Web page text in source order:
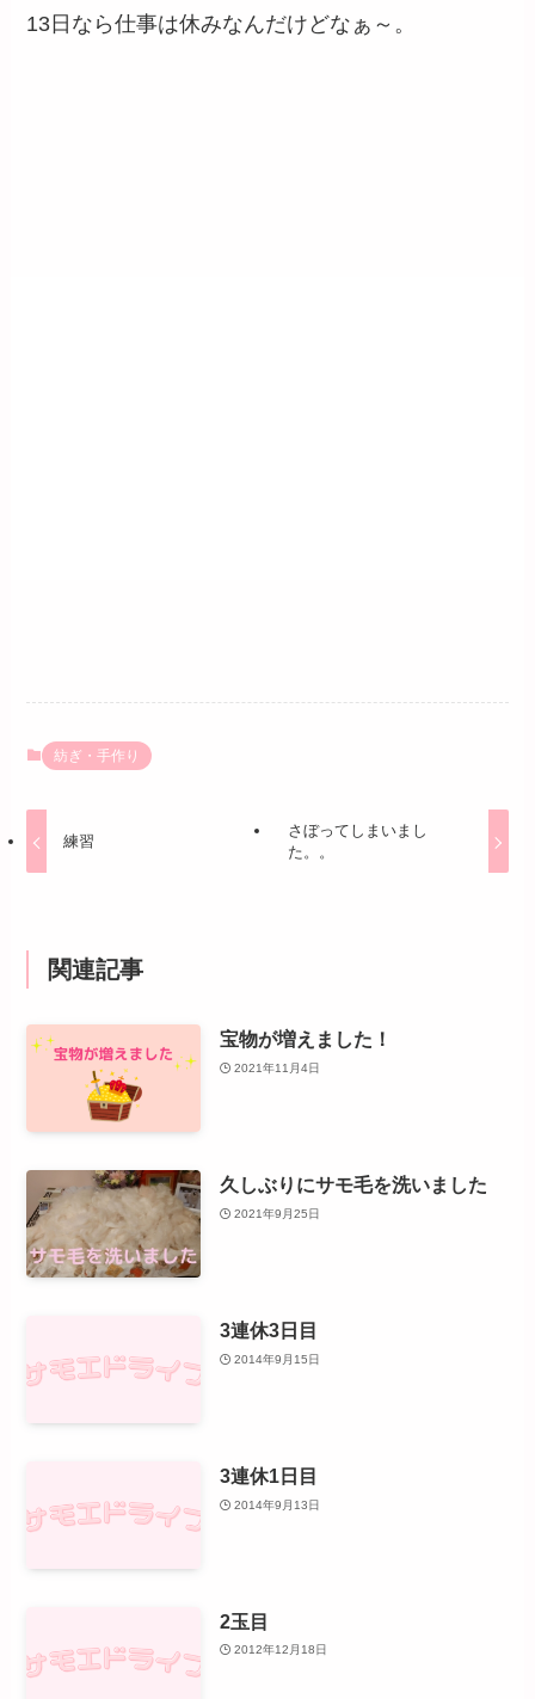
13日なら仕事は休みなんだけどなぁ～。
紡ぎ・手作り
練習
さぼってしまいまし
た。。
関連記事
宝物が増えました！
2021年11月4日
久しぶりにサモ毛を洗いました
2021年9月25日
3連休3日目
2014年9月15日
3連休1日目
2014年9月13日
2玉目
2012年12月18日